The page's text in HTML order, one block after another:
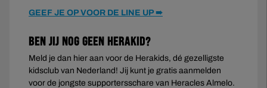
GEEF JE OP VOOR DE LINE UP ➠
Ben jij nog geen Herakid?
Meld je dan hier aan voor de Herakids, dé gezelligste
kidsclub van Nederland! Jij kunt je gratis aanmelden
voor de jongste supportersschare van Heracles Almelo.